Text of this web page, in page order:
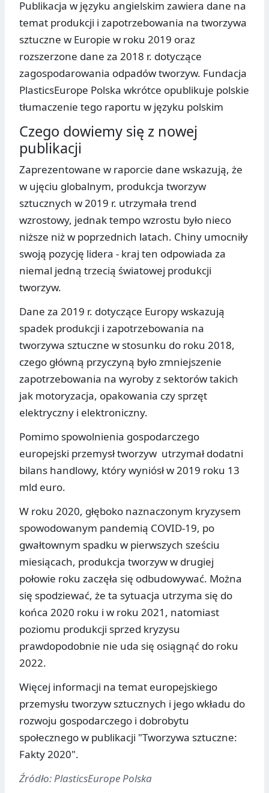
Publikacja w języku angielskim zawiera dane na
temat produkcji i zapotrzebowania na tworzywa
sztuczne w Europie w roku 2019 oraz
rozszerzone dane za 2018 r. dotyczące
zagospodarowania odpadów tworzyw. Fundacja
PlasticsEurope Polska wkrótce opublikuje polskie
tłumaczenie tego raportu w języku polskim
Czego dowiemy się z nowej
publikacji
Zaprezentowane w raporcie dane wskazują, że
w ujęciu globalnym, produkcja tworzyw
sztucznych w 2019 r. utrzymała trend
wzrostowy, jednak tempo wzrostu było nieco
niższe niż w poprzednich latach. Chiny umocniły
swoją pozycję lidera - kraj ten odpowiada za
niemal jedną trzecią światowej produkcji
tworzyw.
Dane za 2019 r. dotyczące Europy wskazują
spadek produkcji i zapotrzebowania na
tworzywa sztuczne w stosunku do roku 2018,
czego główną przyczyną było zmniejszenie
zapotrzebowania na wyroby z sektorów takich
jak motoryzacja, opakowania czy sprzęt
elektryczny i elektroniczny.
Pomimo spowolnienia gospodarczego
europejski przemysł tworzyw utrzymał dodatni
bilans handlowy, który wyniósł w 2019 roku 13
mld euro.
W roku 2020, głęboko naznaczonym kryzysem
spowodowanym pandemią COVID-19, po
gwałtownym spadku w pierwszych sześciu
miesiącach, produkcja tworzyw w drugiej
połowie roku zaczęła się odbudowywać. Można
się spodziewać, że ta sytuacja utrzyma się do
końca 2020 roku i w roku 2021, natomiast
poziomu produkcji sprzed kryzysu
prawdopodobnie nie uda się osiągnąć do roku
2022.
Więcej informacji na temat europejskiego
przemysłu tworzyw sztucznych i jego wkładu do
rozwoju gospodarczego i dobrobytu
społecznego w publikacji "Tworzywa sztuczne:
Fakty 2020".
Źródło: PlasticsEurope Polska